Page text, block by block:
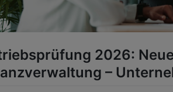
2026:
–